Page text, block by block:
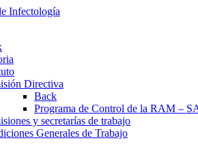
Directiva
Back
Programa de Control de la RAM –
y secretarías de trabajo
Generales de Trabajo